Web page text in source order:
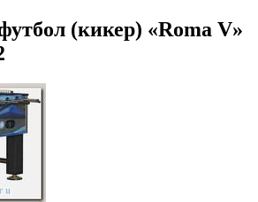
(кикер) «Roma V»